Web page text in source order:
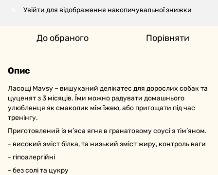
Увійти для відображення накопичувальної знижки
До обраного Порівняти
Опис
Ласощі Mavsy – вишуканий делікатес для дорослих собак та
цуценят з 3 місяців. Їми можно радувати домашнього
улюбленця як смаколик між їжею, або пригощати під час
тренінгу.
Приготовлений із м’яса ягня в гранатовому соусі з тім’яном.
- високий зміст білка, та низький зміст жиру, контроль ваги
- гіпоалергійні
- без солі та цукру